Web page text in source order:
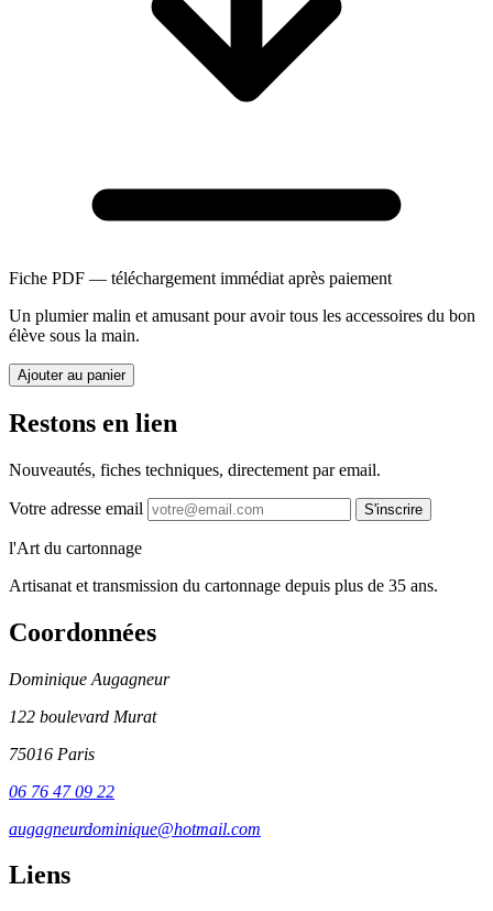
Fiche PDF — téléchargement immédiat après paiement
Un plumier malin et amusant pour avoir tous les accessoires du bon
élève sous la main.
Ajouter au panier
Restons en lien
Nouveautés, fiches techniques, directement par email.
Votre adresse email S'inscrire
l'Art du cartonnage
Artisanat et transmission du cartonnage depuis plus de 35 ans.
Coordonnées
Dominique Augagneur
122 boulevard Murat
75016 Paris
06 76 47 09 22
augagneurdominique@hotmail.com
Liens